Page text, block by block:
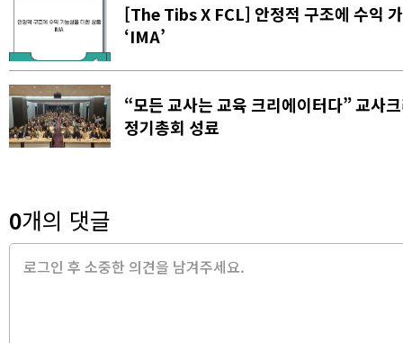
[The Tibs X FCL] 안정적 구조에 수익
‘IMA’
“모든 교사는 교육 크리에이터다” 교사
정기총회 성료
0개의 댓글